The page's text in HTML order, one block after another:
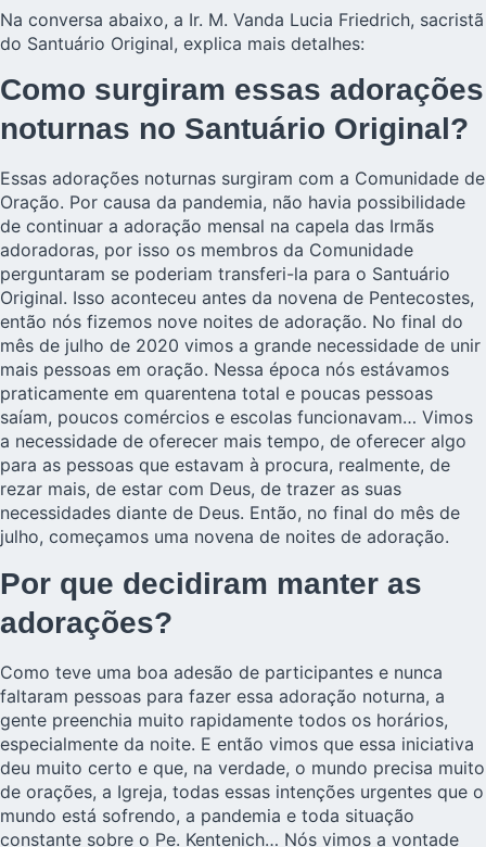
Na conversa abaixo, a Ir. M. Vanda Lucia Friedrich, sacristã
do Santuário Original, explica mais detalhes:
Como surgiram essas adorações
noturnas no Santuário Original?
Essas adorações noturnas surgiram com a Comunidade de
Oração. Por causa da pandemia, não havia possibilidade
de continuar a adoração mensal na capela das Irmãs
adoradoras, por isso os membros da Comunidade
perguntaram se poderiam transferi-la para o Santuário
Original. Isso aconteceu antes da novena de Pentecostes,
então nós fizemos nove noites de adoração. No final do
mês de julho de 2020 vimos a grande necessidade de unir
mais pessoas em oração. Nessa época nós estávamos
praticamente em quarentena total e poucas pessoas
saíam, poucos comércios e escolas funcionavam… Vimos
a necessidade de oferecer mais tempo, de oferecer algo
para as pessoas que estavam à procura, realmente, de
rezar mais, de estar com Deus, de trazer as suas
necessidades diante de Deus. Então, no final do mês de
julho, começamos uma novena de noites de adoração.
Por que decidiram manter as
adorações?
Como teve uma boa adesão de participantes e nunca
faltaram pessoas para fazer essa adoração noturna, a
gente preenchia muito rapidamente todos os horários,
especialmente da noite. E então vimos que essa iniciativa
deu muito certo e que, na verdade, o mundo precisa muito
de orações, a Igreja, todas essas intenções urgentes que o
mundo está sofrendo, a pandemia e toda situação
constante sobre o Pe. Kentenich… Nós vimos a vontade